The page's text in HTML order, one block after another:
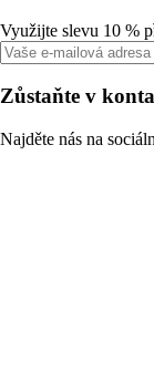
Využijte slevu 10 %
Zůstaňte v
Najděte nás na